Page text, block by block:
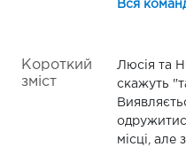
Вся
Короткий
зміст
Люсія та
скажуть
місці,